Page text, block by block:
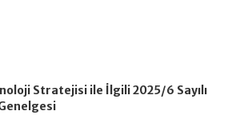
Stratejisi ile İlgili 2025/6 Sayılı